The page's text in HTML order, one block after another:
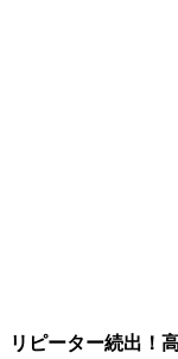
リピーター続出！